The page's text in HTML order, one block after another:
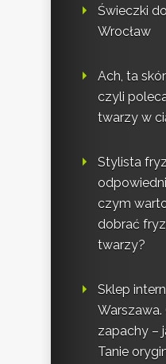
Świeczki
Wrocław
Ach, ta
czyli
twarzy w
Stylista
czym
dobrać
twarzy?
Sklep
Warszawa.
zapachy –
Tanie